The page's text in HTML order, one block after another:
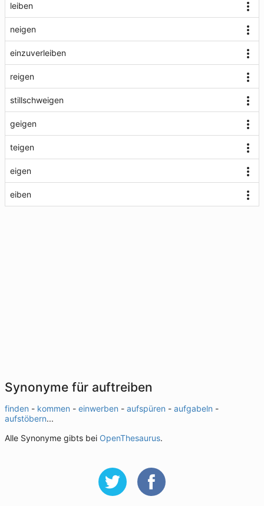
leiben
neigen
einzuverleiben
reigen
stillschweigen
geigen
teigen
eigen
eiben
Synonyme für auftreiben
finden - kommen - einwerben - aufspüren - aufgabeln -
aufstöbern...
Alle Synonyme gibts bei OpenThesaurus.